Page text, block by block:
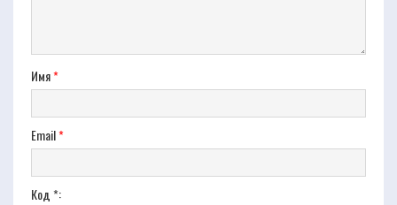
Имя*
Email*
Код *: